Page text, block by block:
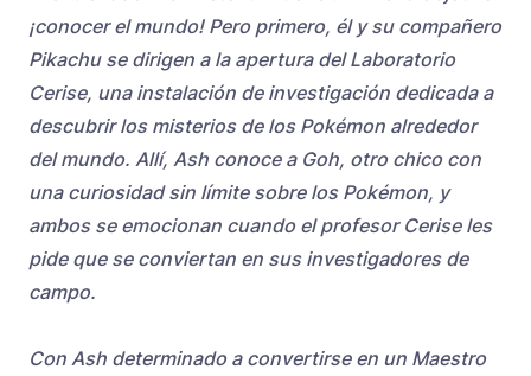
¡conocer el mundo! Pero primero, él y su compañero
Pikachu se dirigen a la apertura del Laboratorio
Cerise, una instalación de investigación dedicada a
descubrir los misterios de los Pokémon alrededor
del mundo. Allí, Ash conoce a Goh, otro chico con
una curiosidad sin límite sobre los Pokémon, y
ambos se emocionan cuando el profesor Cerise les
pide que se conviertan en sus investigadores de
campo.
Con Ash determinado a convertirse en un Maestro